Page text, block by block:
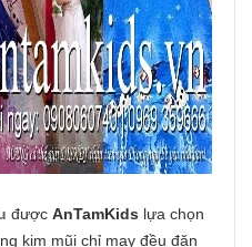
được AnTamKids lựa chọn
kim mũi chỉ may đều đặn